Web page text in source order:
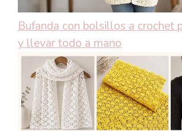
Bufanda con bolsillos a crochet
y llevar todo a mano